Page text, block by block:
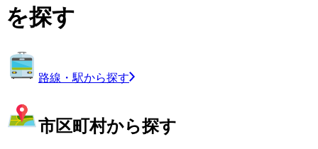
を探す
路線・駅から探す
市区町村から探す